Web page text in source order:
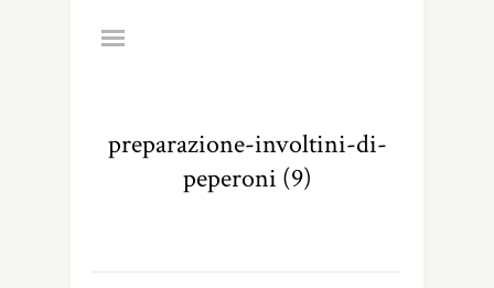
preparazione-involtini-di-
peperoni (9)